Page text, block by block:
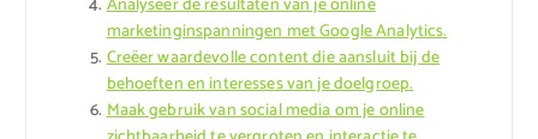
marketinginspanningen met Google Analytics.
Creëer waardevolle content die aansluit bij de
behoeften en interesses van je doelgroep.
Maak gebruik van social media om je online